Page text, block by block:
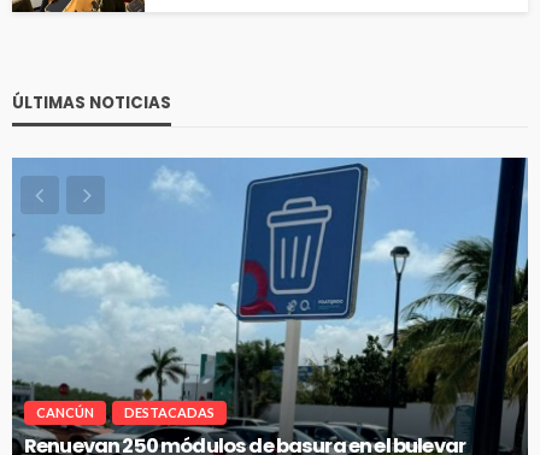
ÚLTIMAS NOTICIAS
CANCÚN DESTACADAS
Renuevan 250 módulos de basura en el bulevar